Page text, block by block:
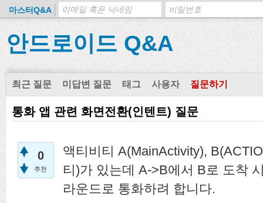
마스터Q&A
안드로이드 Q&A
최근 질문 미답변 질문 태그 사용자 질문하기
통화 앱 관련 화면전환(인텐트) 질문
0
추천
액티비티 A(MainActivity),
티)가 있는데 A->B에서 B로 도착
라운드로 통화하려 합니다.